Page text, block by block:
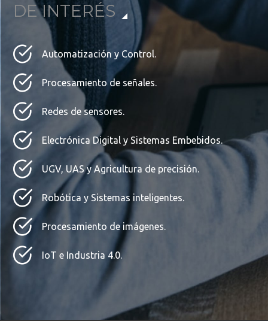
DE INTERÉS
Automatización y Control.
Procesamiento de señales.
Redes de sensores.
Electrónica Digital y Sistemas Embebidos.
UGV, UAS y Agricultura de precisión.
Robótica y Sistemas inteligentes.
Procesamiento de imágenes.
IoT e Industria 4.0.